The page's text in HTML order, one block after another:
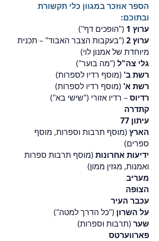
הספר אוזכר במגוון כלי תקשורת
ובתוכם:
ערוץ 1
("הופכים דף")
ערוץ 2
("בעקבות הצבר האבוד" – תכנית
מיוחדת של אמנון לוי)
גלי צה"ל ("מה בוער")
רשת ב' (מוסף רדיו לספרות)
רשת א' (מוסף רדיו לספרות)
רדיוס– רדיו אזורי ("שישי בא")
קתדרה
עיתון 77
הארץ (מוסף תרבות וספרות, מוסף
ספרים)
ידיעות אחרונות (מוסף תרבות ספרות
ואמנות, מגזין ממון)
מעריב
הצופה
עכבר העיר
על השרון ("כל הדרך למטה")
שער (תרבות וספרות)
פארווערטס